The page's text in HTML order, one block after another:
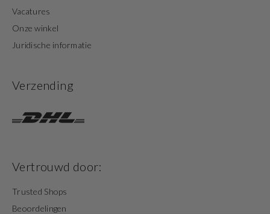
Vacatures
Onze winkel
Juridische informatie
Verzending
Vertrouwd door:
Trusted Shops
Beoordelingen